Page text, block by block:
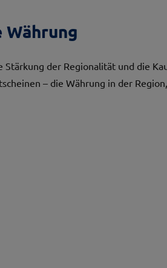
Währung
der Regionalität und die
– die Währung in der